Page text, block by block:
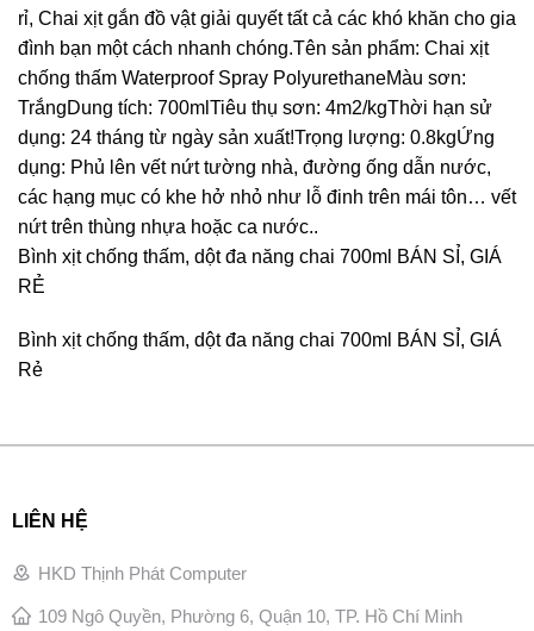
rỉ, Chai xịt gắn đồ vật giải quyết tất cả các khó khăn cho gia
đình bạn một cách nhanh chóng.Tên sản phẩm: Chai xịt
chống thấm Waterproof Spray PolyurethaneMàu sơn:
TrắngDung tích: 700mlTiêu thụ sơn: 4m2/kgThời hạn sử
dụng: 24 tháng từ ngày sản xuất!Trọng lượng: 0.8kgỨng
dụng: Phủ lên vết nứt tường nhà, đường ống dẫn nước,
các hạng mục có khe hở nhỏ như lỗ đinh trên mái tôn… vết
nứt trên thùng nhựa hoặc ca nước..
Bình xịt chống thấm, dột đa năng chai 700ml BÁN SỈ, GIÁ
RẺ
Bình xịt chống thấm, dột đa năng chai 700ml BÁN SỈ, GIÁ
Rẻ
LIÊN HỆ
HKD Thịnh Phát Computer
109 Ngô Quyền, Phường 6, Quận 10, TP. Hồ Chí Minh